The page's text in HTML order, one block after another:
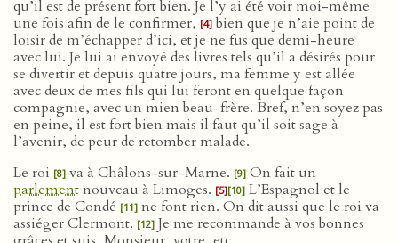
qu’il est de présent fort bien. Je l’y ai été voir moi-même
une fois afin de le confirmer, [4] bien que je n’aie point de
loisir de m’échapper d’ici, et je ne fus que demi-heure
avec lui. Je lui ai envoyé des livres tels qu’il a désirés pour
se divertir et depuis quatre jours, ma femme y est allée
avec deux de mes fils qui lui feront en quelque façon
compagnie, avec un mien beau-frère. Bref, n’en soyez pas
en peine, il est fort bien mais il faut qu’il soit sage à
l’avenir, de peur de retomber malade.
Le roi [8] va à Châlons-sur-Marne. [9] On fait un
parlementnouveau à Limoges. [5][10] L’Espagnol et le
prince de Condé [11] ne font rien. On dit aussi que le roi va
assiéger Clermont. [12] Je me recommande à vos bonnes